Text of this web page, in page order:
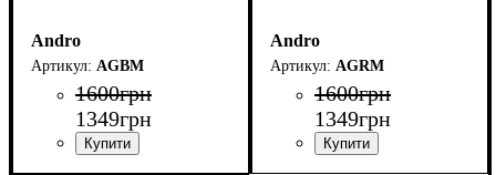
Andro
AGBM
1600грн
1349грн
Andro
AGRM
1600грн
1349грн